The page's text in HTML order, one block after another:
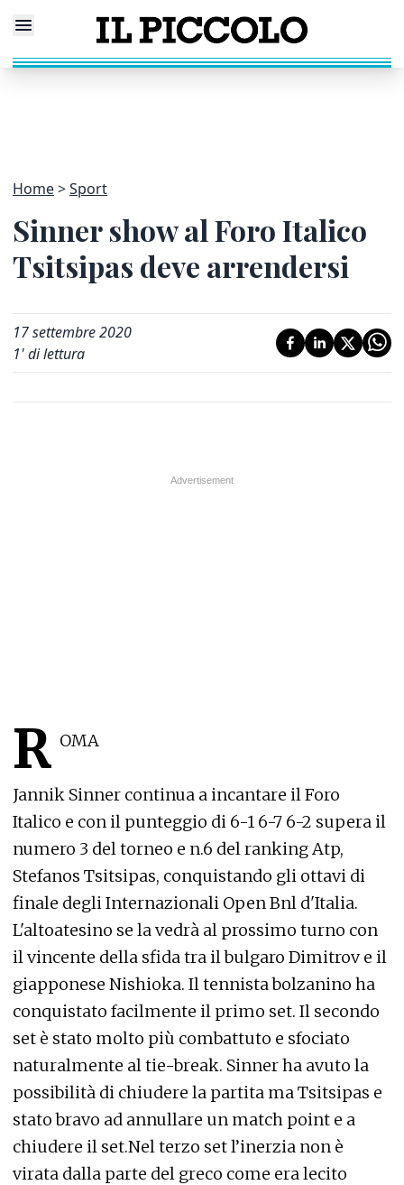
Home Sport
Sinner show al Foro Italico
Tsitsipas deve arrendersi
17 settembre 2020
1' di lettura
R OMA
Jannik Sinner continua a incantare il Foro
Italico e con il punteggio di 6-1 6-7 6-2 supera il
numero 3 del torneo e n.6 del ranking Atp,
Stefanos Tsitsipas, conquistando gli ottavi di
finale degli Internazionali Open Bnl d'Italia.
L'altoatesino se la vedrà al prossimo turno con
il vincente della sfida tra il bulgaro Dimitrov e il
giapponese Nishioka. Il tennista bolzanino ha
conquistato facilmente il primo set. Il secondo
set è stato molto più combattuto e sfociato
naturalmente al tie-break. Sinner ha avuto la
possibilità di chiudere la partita ma Tsitsipas e
stato bravo ad annullare un match point e a
chiudere il set.Nel terzo set l’inerzia non è
virata dalla parte del greco come era lecito